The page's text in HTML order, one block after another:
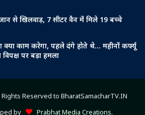
से खिलवाड़, 7 सीटर वैन में मिले 19 बच्चे
क्या काम करेगा, पहले दंगे होते थे… महीनों कर्फ्यू
पर बड़ा हमला
Reserved to BharatSamacharTV.IN
by
Prabhat Media Creations.